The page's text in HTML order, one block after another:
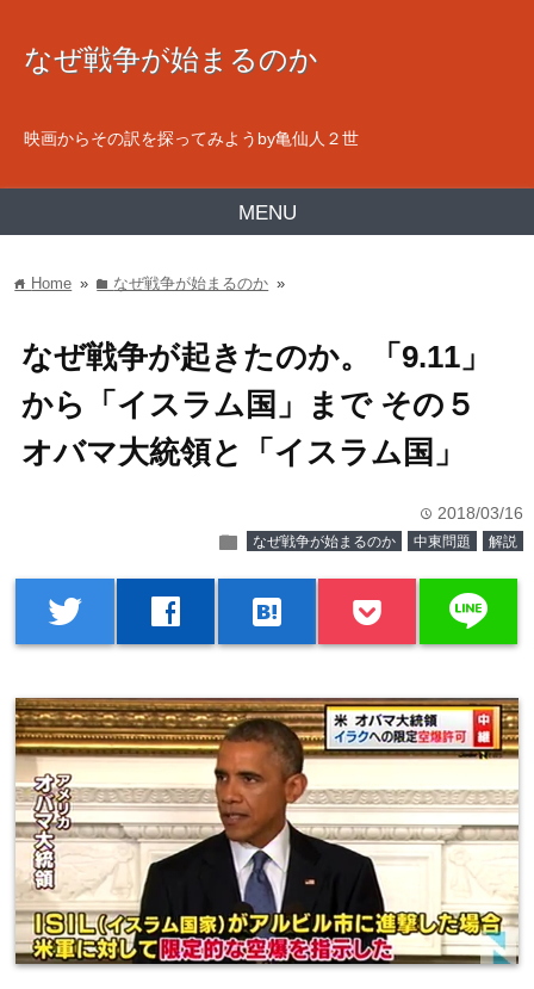
なぜ戦争が始まるのか
映画からその訳を探ってみようby亀仙人２世
MENU
home Home » folder なぜ戦争が始まるのか »
なぜ戦争が起きたのか。「9.11」
から「イスラム国」まで その５
オバマ大統領と「イスラム国」
time 2018/03/16
folder なぜ戦争が始まるのか 中東問題 解説
twitter facebook hatenabookmark line